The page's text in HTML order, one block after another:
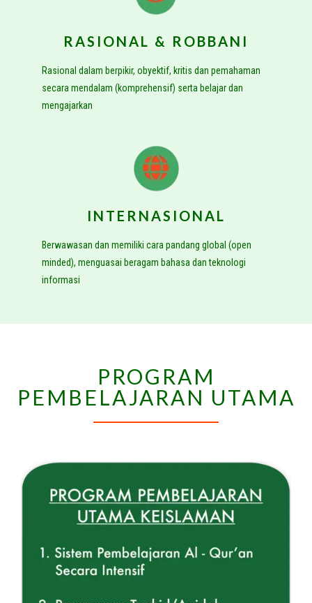
RASIONAL & ROBBANI
Rasional dalam berpikir, obyektif, kritis dan pemahaman
secara mendalam (komprehensif) serta belajar dan
mengajarkan
INTERNASIONAL
Berwawasan dan memiliki cara pandang global (open
minded), menguasai beragam bahasa dan teknologi
informasi
PROGRAM
PEMBELAJARAN UTAMA